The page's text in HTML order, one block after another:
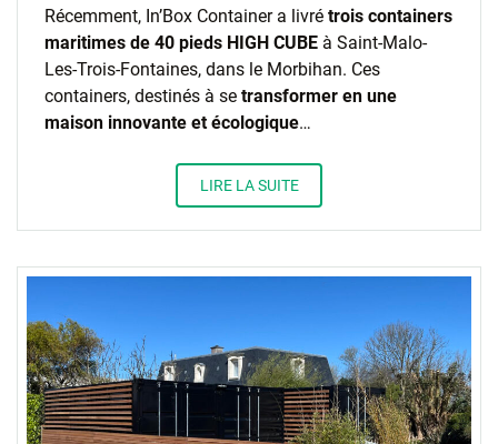
Récemment, In’Box Container a livré trois containers
maritimes de 40 pieds HIGH CUBE à Saint-Malo-
Les-Trois-Fontaines, dans le Morbihan. Ces
containers, destinés à se transformer en une
maison innovante et écologique…
LIRE LA SUITE